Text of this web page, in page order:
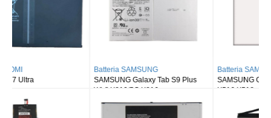
Batteria SAMSUNG
SAMSUNG Galaxy Tab S9 Plus
Batteria SAMSUNG
SAMSUNG Galaxy Tab S9FE X510
X516 X518